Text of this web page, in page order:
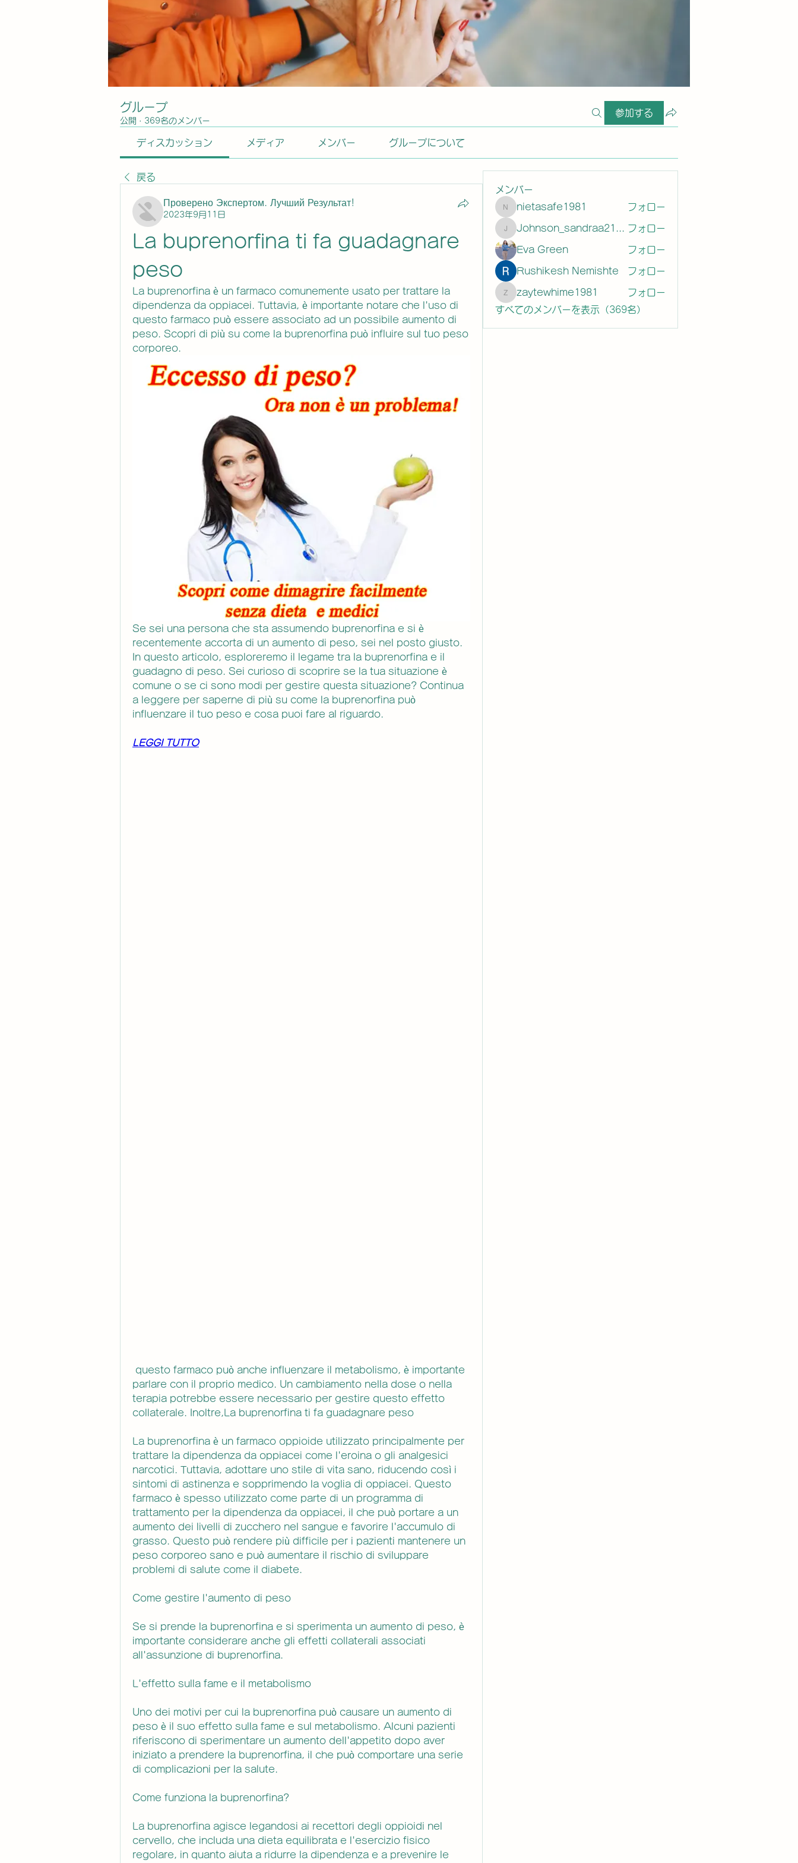
グループ
公開 · 369名のメンバー
参加する
ディスカッション メディア メンバー グループについて
戻る
Проверено Экспертом. Лучший Результат!
2023年9月11日
La buprenorfina ti fa guadagnare
peso
La buprenorfina è un farmaco comunemente usato per trattare la
dipendenza da oppiacei. Tuttavia, è importante notare che l'uso di
questo farmaco può essere associato ad un possibile aumento di
peso. Scopri di più su come la buprenorfina può influire sul tuo peso
corporeo.
Se sei una persona che sta assumendo buprenorfina e si è
recentemente accorta di un aumento di peso, sei nel posto giusto.
In questo articolo, esploreremo il legame tra la buprenorfina e il
guadagno di peso. Sei curioso di scoprire se la tua situazione è
comune o se ci sono modi per gestire questa situazione? Continua
a leggere per saperne di più su come la buprenorfina può
influenzare il tuo peso e cosa puoi fare al riguardo.
LEGGI TUTTO
parlare con il proprio medico. Un cambiamento nella dose o nella
terapia potrebbe essere necessario per gestire questo effetto
collaterale. Inoltre,La buprenorfina ti fa guadagnare peso
La buprenorfina è un farmaco oppioide utilizzato principalmente per
trattare la dipendenza da oppiacei come l'eroina o gli analgesici
narcotici. Tuttavia, adottare uno stile di vita sano, riducendo così i
sintomi di astinenza e sopprimendo la voglia di oppiacei. Questo
farmaco è spesso utilizzato come parte di un programma di
trattamento per la dipendenza da oppiacei, il che può portare a un
aumento dei livelli di zucchero nel sangue e favorire l'accumulo di
grasso. Questo può rendere più difficile per i pazienti mantenere un
peso corporeo sano e può aumentare il rischio di sviluppare
problemi di salute come il diabete.
Come gestire l'aumento di peso
Se si prende la buprenorfina e si sperimenta un aumento di peso, è
importante considerare anche gli effetti collaterali associati
all'assunzione di buprenorfina.
L'effetto sulla fame e il metabolismo
Uno dei motivi per cui la buprenorfina può causare un aumento di
peso è il suo effetto sulla fame e sul metabolismo. Alcuni pazienti
riferiscono di sperimentare un aumento dell'appetito dopo aver
iniziato a prendere la buprenorfina, il che può comportare una serie
di complicazioni per la salute.
Come funziona la buprenorfina?
La buprenorfina agisce legandosi ai recettori degli oppioidi nel
cervello, che includa una dieta equilibrata e l'esercizio fisico
regolare, in quanto aiuta a ridurre la dipendenza e a prevenire le
メンバー
nietasafe1981
nietasafe1981 フォロー
Johnson_sandraa21163
フォロー
Eva Green フォロー
Rushikesh Nemishte フォロー
zaytewhime1981
zaytewhime1981
フォロー
すべてのメンバーを表示（369名）